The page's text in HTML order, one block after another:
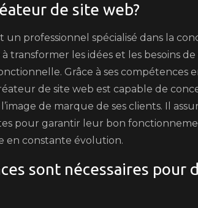
de site web?
un professionnel spécialisé dans la
transformer les idées et les besoins
Grâce à ses compétences
de site web est capable de
de marque de ses clients. Il
pour garantir leur bon
en constante évolution.
sont nécessaires pour